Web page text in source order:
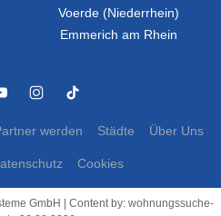
Voerde (Niederrhein)
Emmerich am Rhein
werden Städte Über Uns
Cookies
GmbH | Content by: wohnungssuche-